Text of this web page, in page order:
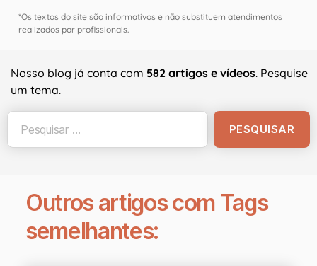
*Os textos do site são informativos e não substituem atendimentos
realizados por profissionais.
Nosso blog já conta com 582 artigos e vídeos. Pesquise
um tema.
Outros artigos com Tags
semelhantes: